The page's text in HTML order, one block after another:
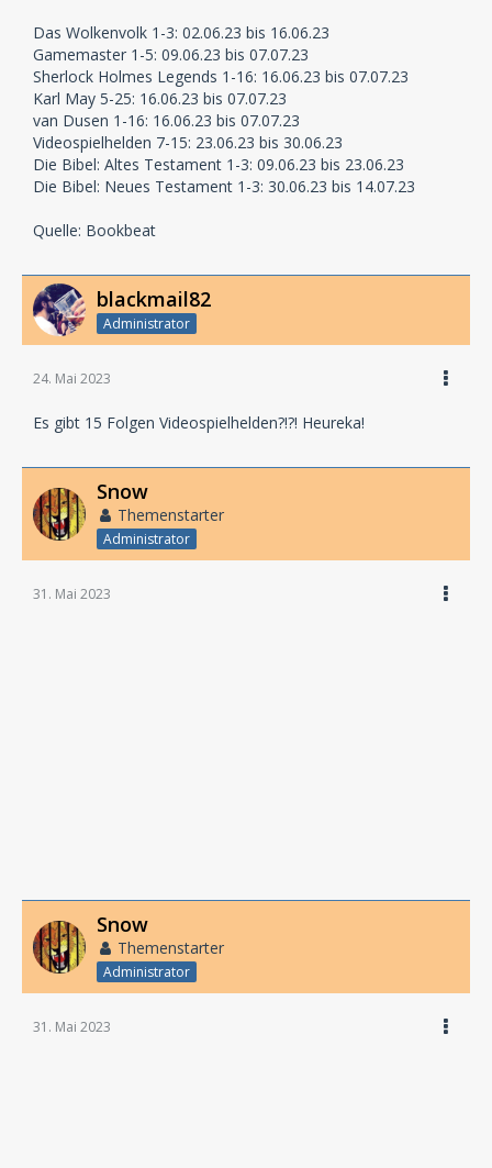
Das Wolkenvolk 1-3: 02.06.23 bis 16.06.23
Gamemaster 1-5: 09.06.23 bis 07.07.23
Sherlock Holmes Legends 1-16: 16.06.23 bis 07.07.23
Karl May 5-25: 16.06.23 bis 07.07.23
van Dusen 1-16: 16.06.23 bis 07.07.23
Videospielhelden 7-15: 23.06.23 bis 30.06.23
Die Bibel: Altes Testament 1-3: 09.06.23 bis 23.06.23
Die Bibel: Neues Testament 1-3: 30.06.23 bis 14.07.23
Quelle: Bookbeat
blackmail82
Administrator
24. Mai 2023
Es gibt 15 Folgen Videospielhelden?!?! Heureka!
Snow
Themenstarter
Administrator
31. Mai 2023
Snow
Themenstarter
Administrator
31. Mai 2023